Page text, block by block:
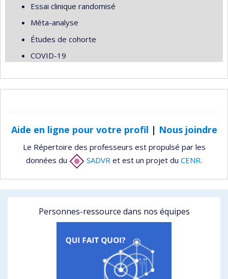
Essai clinique randomisé
Méta-analyse
Études de cohorte
COVID-19
Aide en ligne pour votre profil | Nous joindre
Le Répertoire des professeurs est propulsé par les
données du
SADVR et est un projet du CENR.
Personnes-ressource dans nos équipes